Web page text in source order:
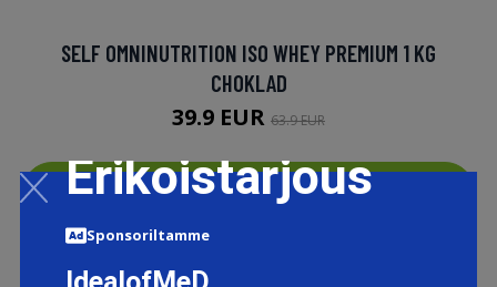
SELF OMNINUTRITION ISO WHEY PREMIUM 1 KG
CHOKLAD
39.9 EUR 63.9 EUR
LISÄTIETOJA
Erikoistarjous
Sponsoriltamme